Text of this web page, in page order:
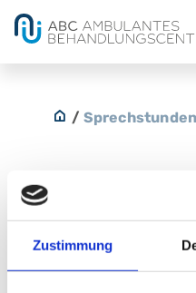
Zustimmung
/ Sprechstunden
Sprechstunde
Verhaltenssüchte